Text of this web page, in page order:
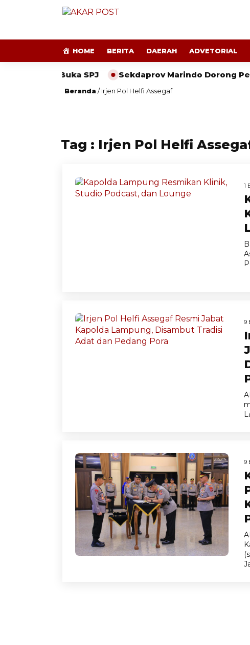
HOME BERITA DAERAH ADVETORIAL
Buka SPJ Sekdaprov Marindo Dorong
Beranda /Irjen Pol Helfi Assegaf
Tag : Irjen Pol Helfi
1
9
9